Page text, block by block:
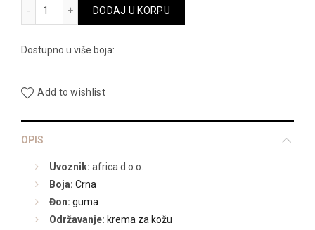
11.990,00 RSD.
DODAJ U KORPU
Dostupno u više boja:
Add to wishlist
OPIS
Uvoznik: africa d.o.o.
Boja: Crna
Đon: guma
Održavanje: krema za kožu